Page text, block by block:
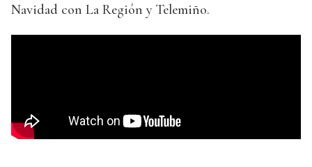
Navidad con La Región y Telemiño.